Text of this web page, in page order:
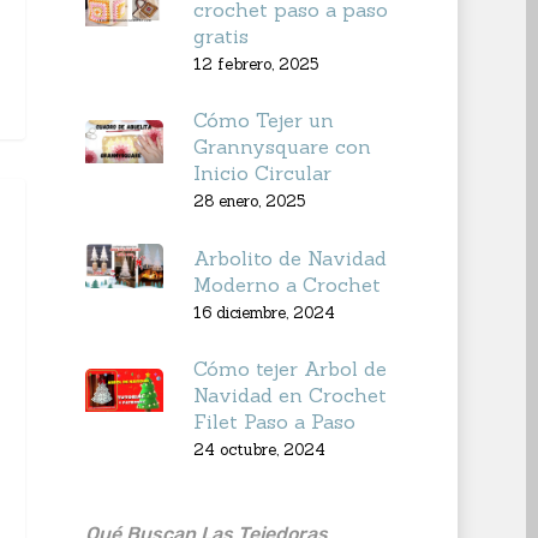
crochet paso a paso
gratis
12 febrero, 2025
Cómo Tejer un
Grannysquare con
Inicio Circular
28 enero, 2025
Arbolito de Navidad
Moderno a Crochet
16 diciembre, 2024
Cómo tejer Arbol de
Navidad en Crochet
Filet Paso a Paso
24 octubre, 2024